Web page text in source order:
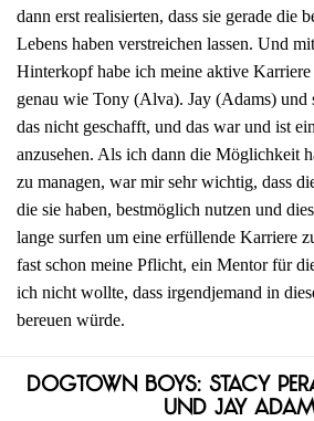
dann erst realisierten, dass sie gerade die
Lebens haben verstreichen lassen. Und
Hinterkopf habe ich meine aktive
genau wie Tony (Alva). Jay (Adams) und
das nicht geschafft, und das war und ist
anzusehen. Als ich dann die Möglichkeit
zu managen, war mir sehr wichtig, dass
die sie haben, bestmöglich nutzen und
lange surfen um eine erfüllende Karriere
fast schon meine Pflicht, ein Mentor für
ich nicht wollte, dass irgendjemand in
bereuen würde.
Dogtown Boys: Stacy
und Jay